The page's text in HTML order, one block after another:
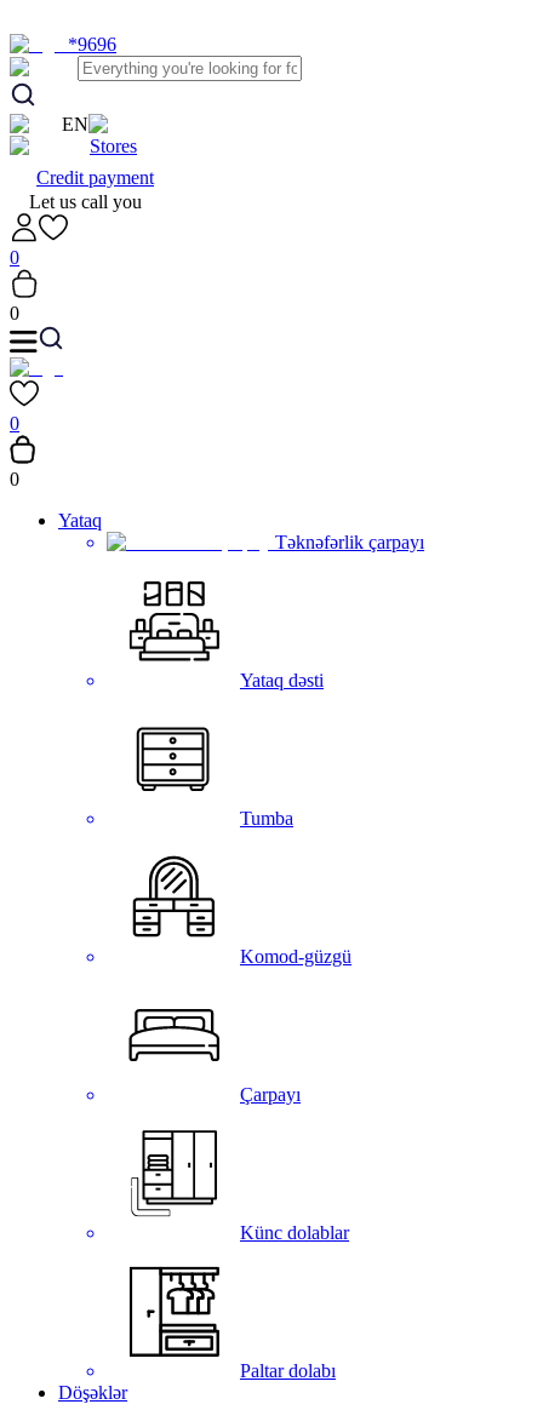
*9696
EN
Stores
Credit payment
Let us call you
0
0
0
0
Yataq
Təknəfərlik çarpayı
Yataq dəsti
Tumba
Komod-güzgü
Çarpayı
Künc dolablar
Paltar dolabı
Döşəklər